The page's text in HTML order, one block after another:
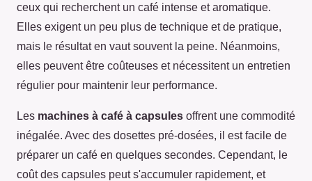
ceux qui recherchent un café intense et aromatique.
Elles exigent un peu plus de technique et de pratique,
mais le résultat en vaut souvent la peine. Néanmoins,
elles peuvent être coûteuses et nécessitent un entretien
régulier pour maintenir leur performance.
Les machines à café à capsules offrent une commodité
inégalée. Avec des dosettes pré-dosées, il est facile de
préparer un café en quelques secondes. Cependant, le
coût des capsules peut s'accumuler rapidement, et